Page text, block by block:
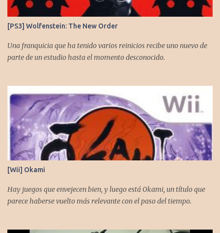
[PS3] Wolfenstein: The New Order
Una franquicia que ha tenido varios reinicios recibe uno nuevo de
parte de un estudio hasta el momento desconocido.
[Wii] Okami
Hay juegos que envejecen bien, y luego está Okami, un título que
parece haberse vuelto más relevante con el paso del tiempo.